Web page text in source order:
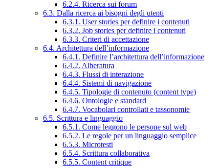
6.2.4. Ricerca sui forum
6.3. Dalla ricerca ai bisogni degli utenti
6.3.1. User stories per definire i contenuti
6.3.2. Job stories per definire i contenuti
6.3.3. Criteri di accettazione
6.4. Architettura dell’informazione
6.4.1. Definire l’architettura dell’informazione
6.4.2. Alberatura
6.4.3. Flussi di interazione
6.4.4. Sistemi di navigazione
6.4.5. Tipologie di contenuto (content type)
6.4.6. Ontologie e standard
6.4.7. Vocabolari controllati e tassonomie
6.5. Scrittura e linguaggio
6.5.1. Come leggono le persone sul web
6.5.2. Le regole per un linguaggio semplice
6.5.3. Microtesti
6.5.4. Scrittura collaborativa
6.5.5. Content critique